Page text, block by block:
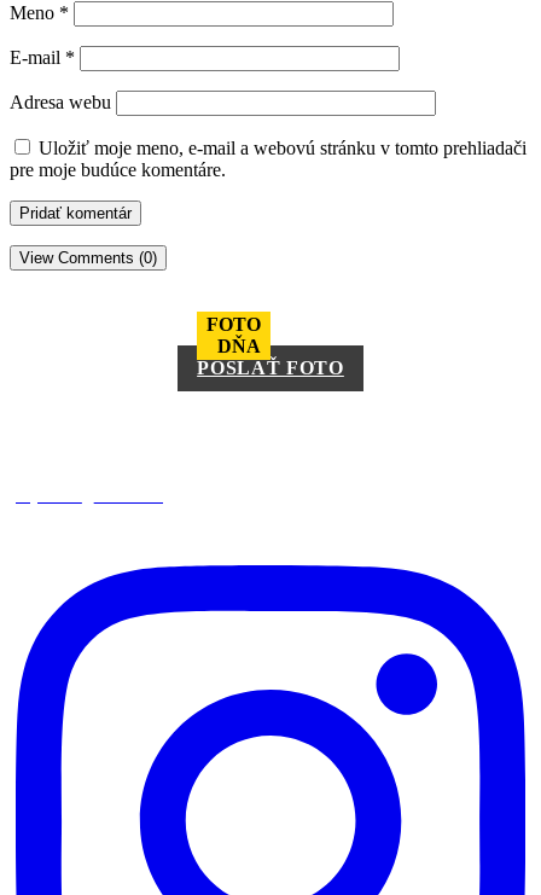
Meno *
E-mail *
Adresa webu
Uložiť moje meno, e-mail a webovú stránku v tomto prehliadači
pre moje budúce komentáre.
View Comments (0)
FOTO
DŇA
POSLAŤ FOTO